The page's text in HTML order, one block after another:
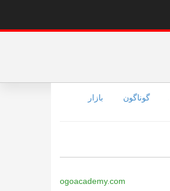
گوناگون بازار
ogoacademy.com